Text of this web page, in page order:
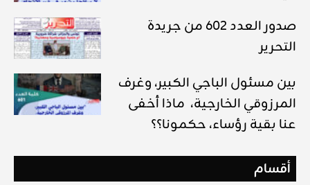
صدور العدد 602 من جريدة
التحرير
بين مسئول الباجي الكبير، وغرف
المرزوقي الخارجية، ماذا أخفى
عنا بقية رؤساء، حكمونا؟؟
أقسام